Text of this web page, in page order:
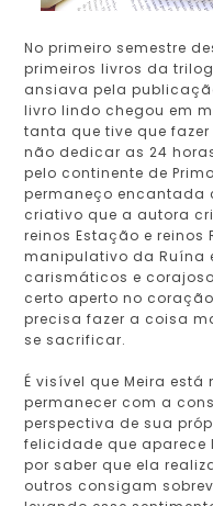
No primeiro semestre
primeiros livros da
ansiava pela
livro lindo chegou em
tanta que tive que
não dedicar as 24
pelo continente de
permaneço encantada
criativo que a autora
reinos Estação e reinos
manipulativo da Ruína
carismáticos e
certo aperto no
precisa fazer a coisa
se sacrificar.
É visível que Meira
permanecer com a
perspectiva de sua
felicidade que aparece
por saber que ela
outros consigam